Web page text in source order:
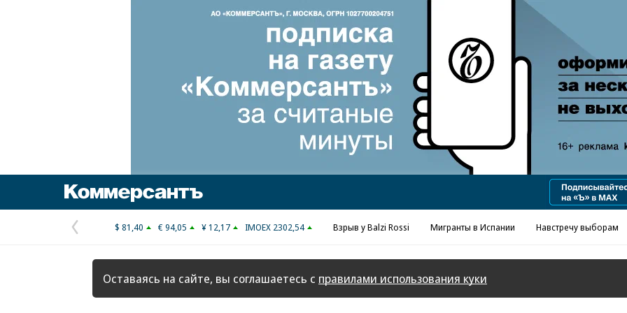
Реклама в «Ъ» www.kommersant.ru/ad
Предыдущая
страница
$ 81,40 € 94,05 ¥ 12,17 IMOEX 2302,54 Взрыв у Balzi Rossi Мигранты в Испании Навстречу выборам
Оставаясь на сайте, вы соглашаетесь с правилами использования куки